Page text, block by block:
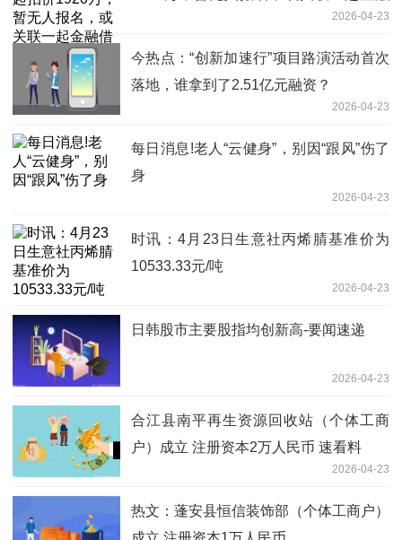
2026-04-23
今热点：“创新加速行”项目路演活动首次
落地，谁拿到了2.51亿元融资？
2026-04-23
每日消息!老人“云健身”，别因“跟风”伤了
身
2026-04-23
时讯：4月23日生意社丙烯腈基准价为
10533.33元/吨
2026-04-23
日韩股市主要股指均创新高-要闻速递
2026-04-23
合江县南平再生资源回收站（个体工商
户）成立 注册资本2万人民币 速看料
2026-04-23
热文：蓬安县恒信装饰部（个体工商户）